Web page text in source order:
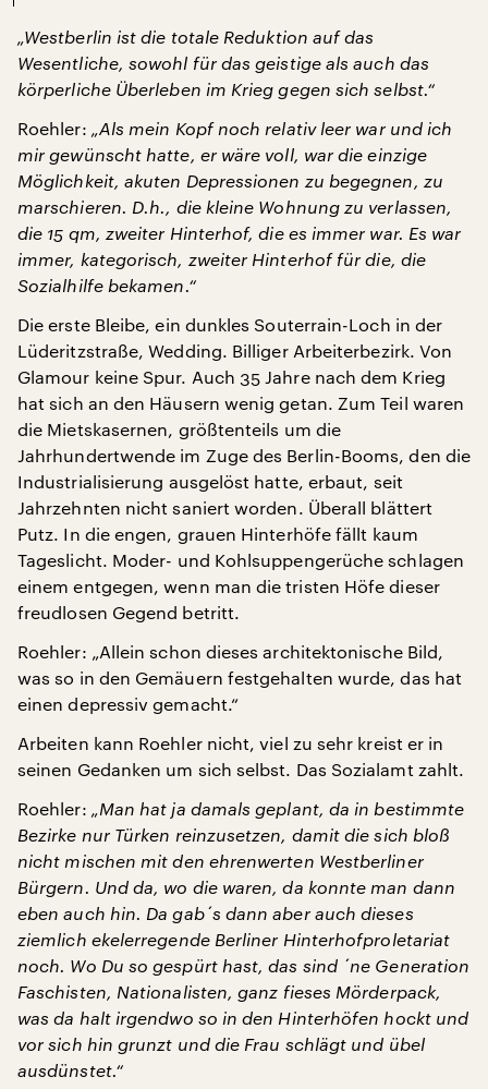
„Westberlin ist die totale Reduktion auf das
Wesentliche, sowohl für das geistige als auch das
körperliche Überleben im Krieg gegen sich selbst.“
Roehler: „Als mein Kopf noch relativ leer war und ich
mir gewünscht hatte, er wäre voll, war die einzige
Möglichkeit, akuten Depressionen zu begegnen, zu
marschieren. D.h., die kleine Wohnung zu verlassen,
die 15 qm, zweiter Hinterhof, die es immer war. Es war
immer, kategorisch, zweiter Hinterhof für die, die
Sozialhilfe bekamen.“
Die erste Bleibe, ein dunkles Souterrain-Loch in der
Lüderitzstraße, Wedding. Billiger Arbeiterbezirk. Von
Glamour keine Spur. Auch 35 Jahre nach dem Krieg
hat sich an den Häusern wenig getan. Zum Teil waren
die Mietskasernen, größtenteils um die
Jahrhundertwende im Zuge des Berlin-Booms, den die
Industrialisierung ausgelöst hatte, erbaut, seit
Jahrzehnten nicht saniert worden. Überall blättert
Putz. In die engen, grauen Hinterhöfe fällt kaum
Tageslicht. Moder- und Kohlsuppengerüche schlagen
einem entgegen, wenn man die tristen Höfe dieser
freudlosen Gegend betritt.
Roehler: „Allein schon dieses architektonische Bild,
was so in den Gemäuern festgehalten wurde, das hat
einen depressiv gemacht.“
Arbeiten kann Roehler nicht, viel zu sehr kreist er in
seinen Gedanken um sich selbst. Das Sozialamt zahlt.
Roehler: „Man hat ja damals geplant, da in bestimmte
Bezirke nur Türken reinzusetzen, damit die sich bloß
nicht mischen mit den ehrenwerten Westberliner
Bürgern. Und da, wo die waren, da konnte man dann
eben auch hin. Da gab´s dann aber auch dieses
ziemlich ekelerregende Berliner Hinterhofproletariat
noch. Wo Du so gespürt hast, das sind ´ne Generation
Faschisten, Nationalisten, ganz fieses Mörderpack,
was da halt irgendwo so in den Hinterhöfen hockt und
vor sich hin grunzt und die Frau schlägt und übel
ausdünstet.“